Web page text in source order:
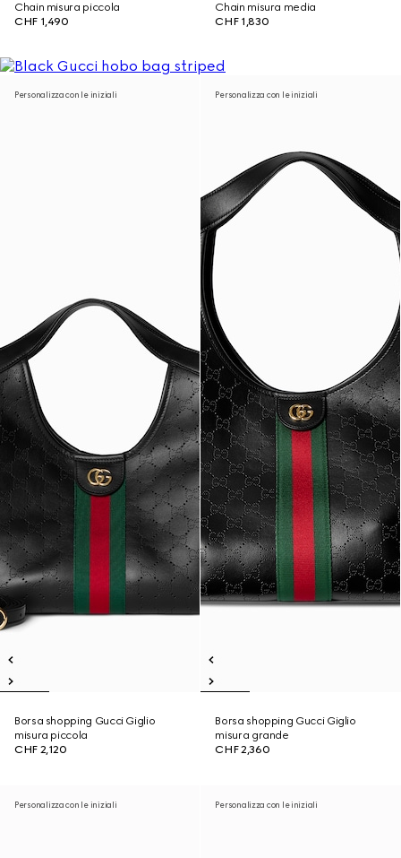
Chain misura piccola
CHF 1,490
Chain misura media
CHF 1,830
Personalizza con le iniziali
Borsa shopping Gucci Giglio
misura piccola
CHF 2,120
Personalizza con le iniziali
Borsa shopping Gucci Giglio
misura grande
CHF 2,360
Personalizza con le iniziali Personalizza con le iniziali